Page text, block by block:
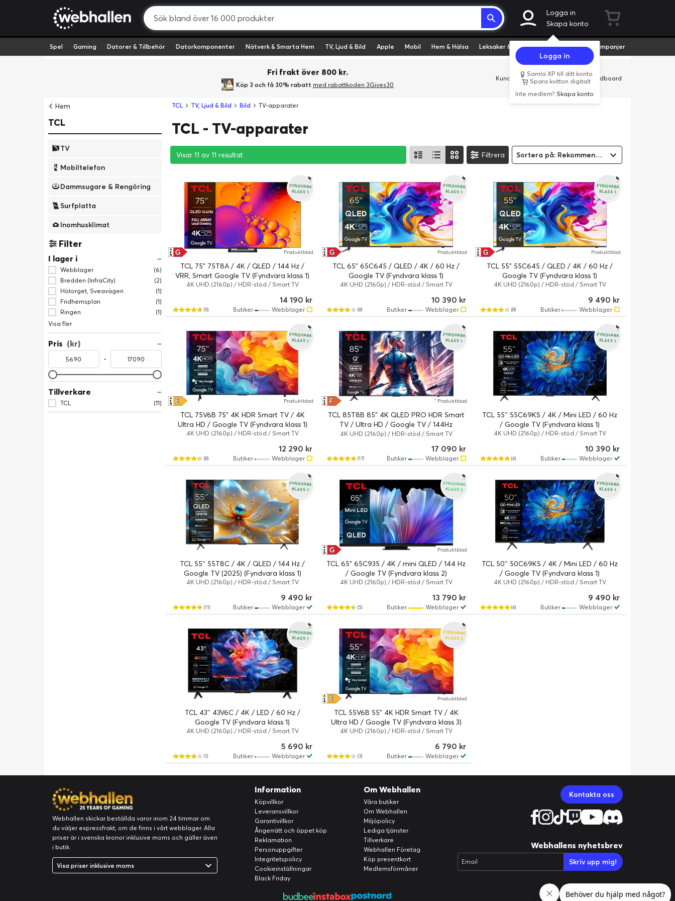
Logga in
Skapa konto
Logga in
Samla XP till ditt konto
Spara kvitton digitalt
Inte medlem?Skapa konto
Spel Gaming Datorer & Tillbehör Datorkomponenter Nätverk & Smarta Hem TV, Ljud & Bild Apple Mobil Hem & Hälsa Leksaker & Hobby Fyndvaror Kampanjer
Fri frakt över 800 kr.
Köp 3 och få 30% rabatt med rabattkoden 3Gives30
Kundservice Butiker Företag Cardboard
Hem
TCL
TV
Mobiltelefon
Dammsugare & Rengöring
Surfplatta
Inomhusklimat
Filter
I lager i
Webblager
(6)
Bredden (InfraCity)
(2)
Hötorget, Sveavägen
(1)
Fridhemsplan
(1)
Ringen
(1)
Visa fler
Pris (kr)
-
Tillverkare
TCL (11)
TCL TV, Ljud & Bild Bild TV-apparater
TCL - TV-apparater
Visar 11 av 11 resultat
Visar 11 av 11 resultat
Visar 11 av 11 resultat Filtrera Sortera på: Rekommenderad
FYNDVARA
KLASS 1
TCL 75" 75T8A / 4K / QLED / 144 Hz /
VRR, Smart Google TV (Fyndvara klass 1)
4K UHD (2160p) / HDR-stöd / Smart TV
G
A
↑
G Produktblad
(9)
14 190 kr
Webblager
Butiker
FYNDVARA
KLASS 1
TCL 65" 65C645 / QLED / 4K / 60 Hz /
Google TV (Fyndvara klass 1)
4K UHD (2160p) / HDR-stöd / Smart TV
G
A
↑
G Produktblad
(8)
10 390 kr
Webblager
Butiker
FYNDVARA
KLASS 1
TCL 55" 55C645 / QLED / 4K / 60 Hz /
Google TV (Fyndvara klass 1)
4K UHD (2160p) / HDR-stöd / Smart TV
G
A
↑
G Produktblad
(8)
9 490 kr
Webblager
Butiker
FYNDVARA
KLASS 1
TCL 75V6B 75" 4K HDR Smart TV / 4K
Ultra HD / Google TV (Fyndvara klass 1)
4K UHD (2160p) / HDR-stöd / Smart TV
E
A
↑
G Produktblad
(8)
12 290 kr
Webblager
Butiker
FYNDVARA
KLASS 1
TCL 85T8B 85" 4K QLED PRO HDR Smart
TV / Ultra HD / Google TV / 144Hz
(Fyndvara klass 1)
4K UHD (2160p) / HDR-stöd / Smart TV
F
A
↑
G Produktblad
(17)
17 090 kr
Webblager
Butiker
FYNDVARA
KLASS 1
TCL 55'' 55C69KS / 4K / Mini LED / 60 Hz
/ Google TV (Fyndvara klass 1)
4K UHD (2160p) / HDR-stöd / Smart TV
(4)
10 390 kr
Webblager
Butiker
FYNDVARA
KLASS 1
TCL 55'' 55T8C / 4K / QLED / 144 Hz /
Google TV (2025) (Fyndvara klass 1)
4K UHD (2160p) / HDR-stöd / Smart TV
(11)
9 490 kr
Webblager
Butiker
FYNDVARA
KLASS 2
TCL 65" 65C935 / 4K / mini QLED / 144 Hz
/ Google TV (Fyndvara klass 2)
4K UHD (2160p) / HDR-stöd / Smart TV
G
A
↑
G Produktblad
(5)
13 790 kr
Webblager
Butiker
FYNDVARA
KLASS 1
TCL 50'' 50C69KS / 4K / Mini LED / 60 Hz
/ Google TV (Fyndvara klass 1)
4K UHD (2160p) / HDR-stöd / Smart TV
(4)
9 490 kr
Webblager
Butiker
FYNDVARA
KLASS 1
TCL 43'' 43V6C / 4K / LED / 60 Hz /
Google TV (Fyndvara klass 1)
4K UHD (2160p) / HDR-stöd / Smart TV
(1)
5 690 kr
Webblager
Butiker
FYNDVARA
KLASS 3
TCL 55V6B 55" 4K HDR Smart TV / 4K
Ultra HD / Google TV (Fyndvara klass 3)
4K UHD (2160p) / HDR-stöd / Smart TV
E
A
↑
G Produktblad
(3)
6 790 kr
Webblager
Butiker
Webhallen skickar beställda varor inom 24 timmar om
du väljer expressfrakt, om de finns i vårt webblager. Alla
priser är i svenska kronor inklusive moms och gäller även
i butik.
Visa priser inklusive moms
Information
Köpvillkor
Leveransvillkor
Garantivillkor
Ångerrätt och öppet köp
Reklamation
Personuppgifter
Integritetspolicy
Cookieinställningar
Black Friday
Om Webhallen
Våra butiker
Om Webhallen
Miljöpolicy
Lediga tjänster
Tillverkare
Webhallen Företag
Köp presentkort
Medlemsförmåner
Kontakta oss
Webhallens nyhetsbrev
Email Skriv upp mig!